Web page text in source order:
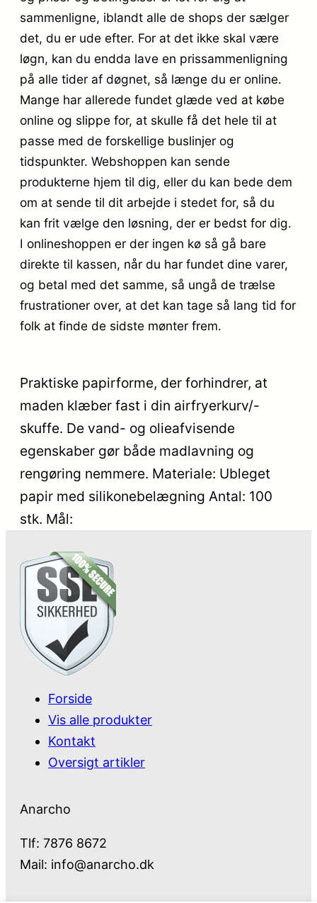
sammenligne, iblandt alle de shops der sælger
det, du er ude efter. For at det ikke skal være
løgn, kan du endda lave en prissammenligning
på alle tider af døgnet, så længe du er online.
Mange har allerede fundet glæde ved at købe
online og slippe for, at skulle få det hele til at
passe med de forskellige buslinjer og
tidspunkter. Webshoppen kan sende
produkterne hjem til dig, eller du kan bede dem
om at sende til dit arbejde i stedet for, så du
kan frit vælge den løsning, der er bedst for dig.
I onlineshoppen er der ingen kø så gå bare
direkte til kassen, når du har fundet dine varer,
og betal med det samme, så ungå de trælse
frustrationer over, at det kan tage så lang tid for
folk at finde de sidste mønter frem.
Praktiske papirforme, der forhindrer, at
maden klæber fast i din airfryerkurv/-
skuffe. De vand- og olieafvisende
egenskaber gør både madlavning og
rengøring nemmere. Materiale: Ubleget
papir med silikonebelægning Antal: 100
stk. Mål:
Forside
Vis alle produkter
Kontakt
Oversigt artikler
Anarcho
Tlf: 7876 8672
Mail: info@anarcho.dk